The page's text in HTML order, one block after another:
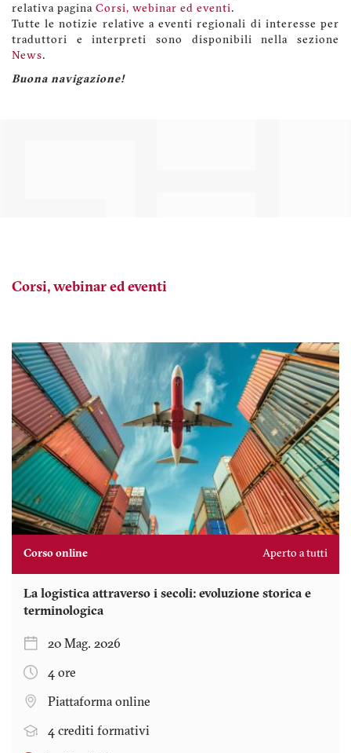
relativa pagina Corsi, webinar ed eventi.
Tutte le notizie relative a eventi regionali di interesse per
traduttori e interpreti sono disponibili nella sezione
News.
Buona navigazione!
Corsi, webinar ed eventi
Corso online Aperto a tutti
La logistica attraverso i secoli: evoluzione storica e
terminologica
20 Mag. 2026
4 ore
Piattaforma online
4 crediti formativi